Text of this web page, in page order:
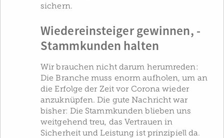
sichern.
Wiedereinsteiger gewinnen, ­
Stammkunden halten
Wir brauchen nicht darum herumreden:
Die Branche muss enorm aufholen, um an
die Erfolge der Zeit vor Corona wieder
anzuknüpfen. Die gute Nachricht war
bisher: Die Stammkunden blieben uns
weitgehend treu, das Vertrauen in
Sicherheit und Leistung ist prinzipiell da.